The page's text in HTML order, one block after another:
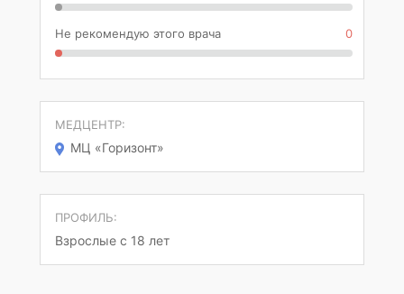
Не рекомендую этого врача 0
МЕДЦЕНТР:
МЦ «Горизонт»
ПРОФИЛЬ:
Взрослые с 18 лет